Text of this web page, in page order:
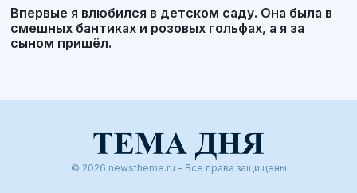
Впервые я влюбился в детском саду. Она была в
смешных бантиках и розовых гольфах, а я за
сыном пришёл.
© 2026 newstheme.ru - Все права защищены